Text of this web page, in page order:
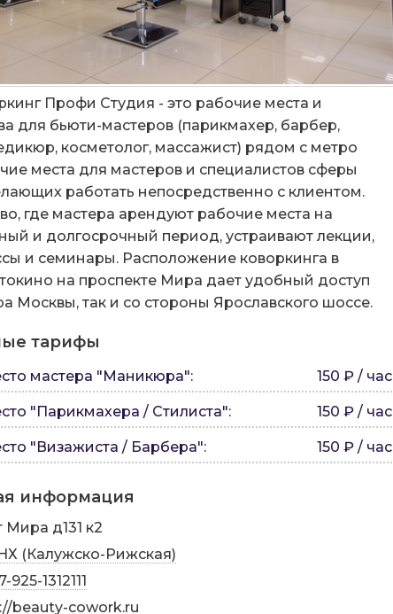
Профи Студия - это рабочие места и
для бьюти-мастеров (парикмахер, барбер,
косметолог, массажист) рядом с метро
места для мастеров и специалистов сферы
работать непосредственно с клиентом.
где мастера арендуют рабочие места на
и долгосрочный период, устраивают лекции,
и семинары. Расположение коворкинга в
на проспекте Мира дает удобный доступ
Москвы, так и со стороны Ярославского шоссе.
тарифы
мастера "Маникюра": 150 ₽ / час
"Парикмахера / Стилиста": 150 ₽ / час
"Визажиста / Барбера": 150 ₽ / час
информация
Мира д131 к2
(Калужско-Рижская)
925-1312111
beauty-cowork.ru